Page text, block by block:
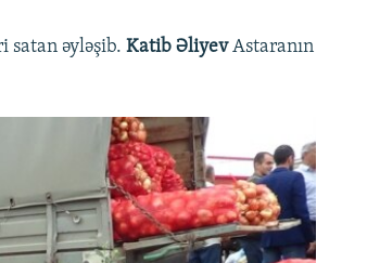
satan əyləşib.Katib ƏliyevAstaranın